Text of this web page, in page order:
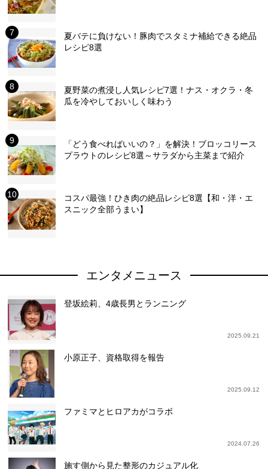
夏バテに負けない！豚肉でスタミナ補給できる絶品
レシピ8選
夏野菜の煮浸し人気レシピ7選！ナス・オクラ・冬
瓜を冷やしておいしく味わう
「どう食べればいいの？」を解決！ブロッコリース
プラウトのレシピ8選～サラダから主菜まで紹介
コスパ最強！ひき肉の絶品レシピ8選【和・洋・エ
スニック全部うまい】
エンタメニュース
登坂絵莉、4歳長男とランニング
2025.09.21
小原正子、資格取得を報告
2025.09.12
ファミマとヒロアカがコラボ
2024.07.26
施す側から見た整形のカジュアル化